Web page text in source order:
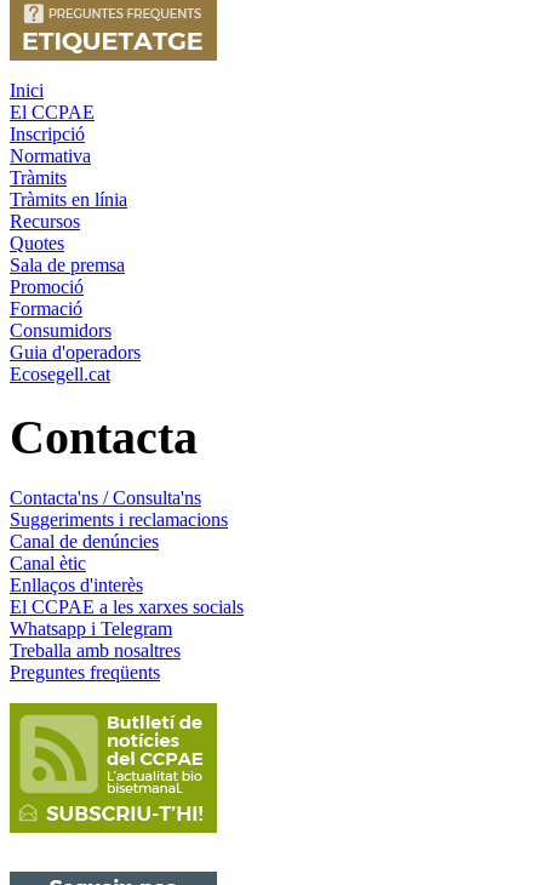
Inici
El CCPAE
Inscripció
Normativa
Tràmits
Tràmits en línia
Recursos
Quotes
Sala de premsa
Promoció
Formació
Consumidors
Guia d'operadors
Ecosegell.cat
Contacta
Contacta'ns / Consulta'ns
Suggeriments i reclamacions
Canal de denúncies
Canal ètic
Enllaços d'interès
El CCPAE a les xarxes socials
Whatsapp i Telegram
Treballa amb nosaltres
Preguntes freqüents